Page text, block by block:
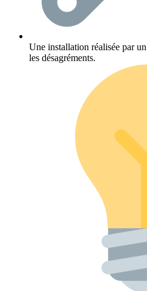
Une installation réalisée par
les désagréments.